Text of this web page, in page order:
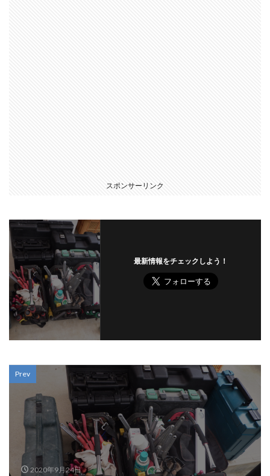
スポンサーリンク
最新情報をチェックしよう！
Prev
2020年9月24日